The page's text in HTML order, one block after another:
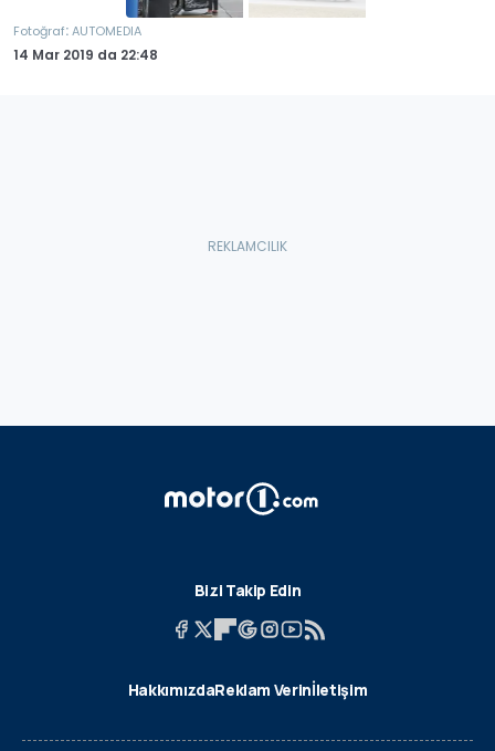
Fotoğraf:AUTOMEDIA
14 Mar 2019 da 22:48
Bizi Takip Edin
HakkımızdaReklam Verinİletişim